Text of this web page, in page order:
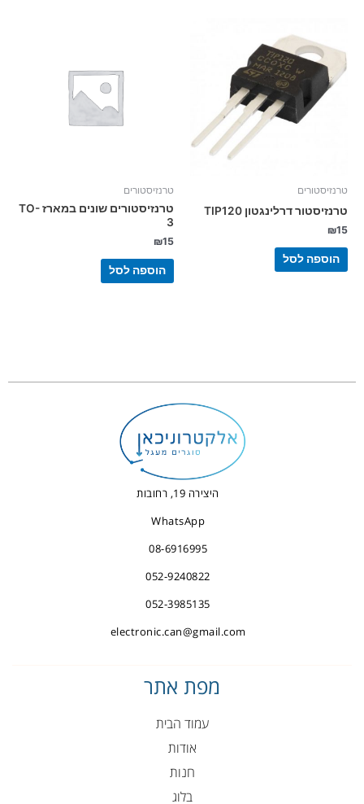
טרנזיסטורים
טרנזיסטור דרלינגטון TIP120
₪15
הוספה לסל
טרנזיסטורים
טרנזיסטורים שונים במארז TO-
3
₪15
הוספה לסל
היצירה 19, רחובות
WhatsApp
08-6916995
052-9240822
052-3985135
electronic.can@gmail.com
מפת אתר
עמוד הבית
אודות
חנות
בלוג